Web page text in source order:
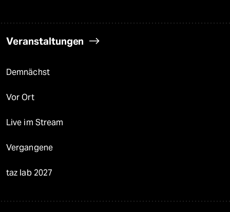
Veranstaltungen
Demnächst
Vor Ort
Live im Stream
Vergangene
taz lab 2027